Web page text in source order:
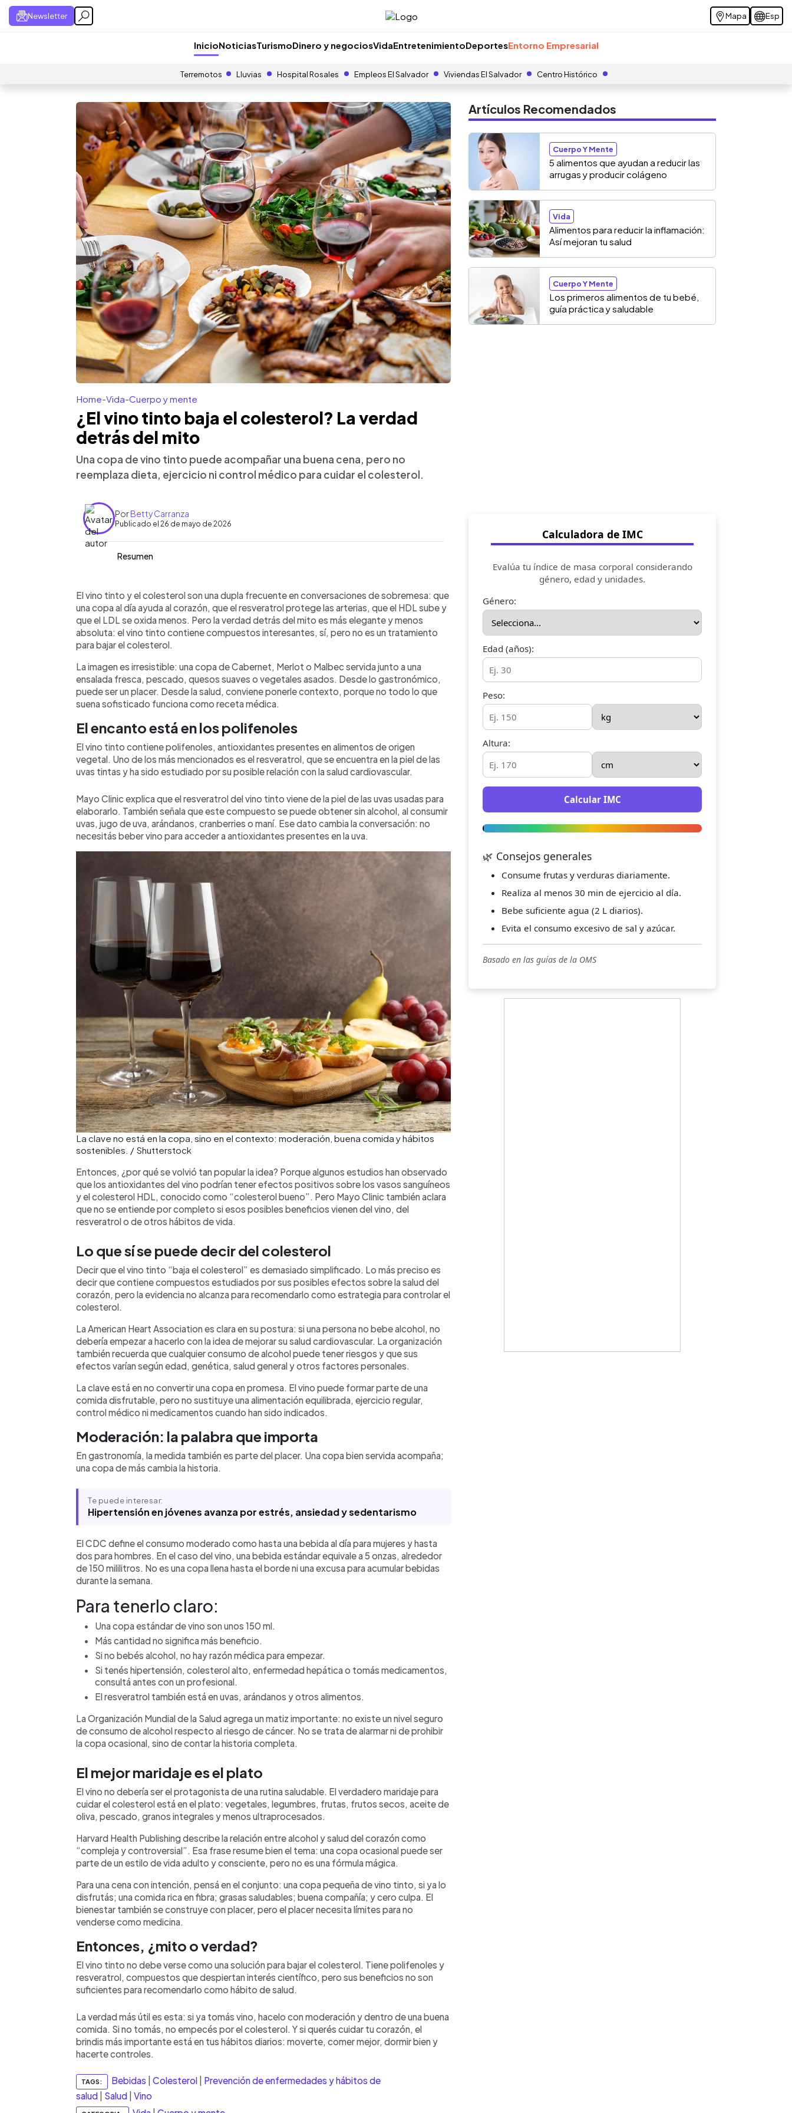
Newsletter Mapa Esp
InicioNoticiasTurismoDinero y negociosVidaEntretenimientoDeportesEntorno Empresarial
Terremotos Lluvias Hospital Rosales Empleos El Salvador Viviendas El Salvador Centro Histórico
Home-Vida-Cuerpo y mente
¿El vino tinto baja el colesterol? La verdad
detrás del mito
Una copa de vino tinto puede acompañar una buena cena, pero no
reemplaza dieta, ejercicio ni control médico para cuidar el colesterol.
PorBetty Carranza
Publicado el 26 de mayo de 2026
Resumen
► Escuchar artículo
El vino tinto suele asociarse con beneficios para el corazón por sus
polifenoles, especialmente el resveratrol, presente en la piel de las uvas
tintas. Sin embargo, la evidencia no alcanza para afirmar que baja el
colesterol ni para recomendarlo como hábito saludable. Mayo Clinic, la
American Heart Association y Harvard Health Publishing coinciden en que
alimentación, ejercicio ni control médico. Si ya tomás vino, la clave es la
moderación: una copa estándar, dentro de una comida equilibrada. Si no
bebés alcohol, no conviene empezar por salud.
El vino tinto y el colesterol son una dupla frecuente en conversaciones de sobremesa: que
una copa al día ayuda al corazón, que el resveratrol protege las arterias, que el HDL sube y
que el LDL se oxida menos. Pero la verdad detrás del mito es más elegante y menos
absoluta: el vino tinto contiene compuestos interesantes, sí, pero no es un tratamiento
para bajar el colesterol.
La imagen es irresistible: una copa de Cabernet, Merlot o Malbec servida junto a una
ensalada fresca, pescado, quesos suaves o vegetales asados. Desde lo gastronómico,
puede ser un placer. Desde la salud, conviene ponerle contexto, porque no todo lo que
suena sofisticado funciona como receta médica.
El encanto está en los polifenoles
El vino tinto contiene polifenoles, antioxidantes presentes en alimentos de origen
vegetal. Uno de los más mencionados es el resveratrol, que se encuentra en la piel de las
uvas tintas y ha sido estudiado por su posible relación con la salud cardiovascular.
Mayo Clinic explica que el resveratrol del vino tinto viene de la piel de las uvas usadas para
elaborarlo. También señala que este compuesto se puede obtener sin alcohol, al consumir
uvas, jugo de uva, arándanos, cranberries o maní. Ese dato cambia la conversación: no
necesitás beber vino para acceder a antioxidantes presentes en la uva.
La clave no está en la copa, sino en el contexto: moderación, buena comida y hábitos
sostenibles. / Shutterstock
Entonces, ¿por qué se volvió tan popular la idea? Porque algunos estudios han observado
que los antioxidantes del vino podrían tener efectos positivos sobre los vasos sanguíneos
y el colesterol HDL, conocido como “colesterol bueno”. Pero Mayo Clinic también aclara
que no se entiende por completo si esos posibles beneficios vienen del vino, del
resveratrol o de otros hábitos de vida.
Lo que sí se puede decir del colesterol
Decir que el vino tinto “baja el colesterol” es demasiado simplificado. Lo más preciso es
decir que contiene compuestos estudiados por sus posibles efectos sobre la salud del
corazón, pero la evidencia no alcanza para recomendarlo como estrategia para controlar el
colesterol.
La American Heart Association es clara en su postura: si una persona no bebe alcohol, no
debería empezar a hacerlo con la idea de mejorar su salud cardiovascular. La organización
también recuerda que cualquier consumo de alcohol puede tener riesgos y que sus
efectos varían según edad, genética, salud general y otros factores personales.
La clave está en no convertir una copa en promesa. El vino puede formar parte de una
comida disfrutable, pero no sustituye una alimentación equilibrada, ejercicio regular,
control médico ni medicamentos cuando han sido indicados.
Moderación: la palabra que importa
En gastronomía, la medida también es parte del placer. Una copa bien servida acompaña;
una copa de más cambia la historia.
Te puede interesar:
Hipertensión en jóvenes avanza por estrés, ansiedad y sedentarismo
El CDC define el consumo moderado como hasta una bebida al día para mujeres y hasta
dos para hombres. En el caso del vino, una bebida estándar equivale a 5 onzas, alrededor
de 150 mililitros. No es una copa llena hasta el borde ni una excusa para acumular bebidas
durante la semana.
Para tenerlo claro:
Una copa estándar de vino son unos 150 ml.
Más cantidad no significa más beneficio.
Si no bebés alcohol, no hay razón médica para empezar.
Si tenés hipertensión, colesterol alto, enfermedad hepática o tomás medicamentos,
consultá antes con un profesional.
El resveratrol también está en uvas, arándanos y otros alimentos.
La Organización Mundial de la Salud agrega un matiz importante: no existe un nivel seguro
de consumo de alcohol respecto al riesgo de cáncer. No se trata de alarmar ni de prohibir
la copa ocasional, sino de contar la historia completa.
El mejor maridaje es el plato
El vino no debería ser el protagonista de una rutina saludable. El verdadero maridaje para
cuidar el colesterol está en el plato: vegetales, legumbres, frutas, frutos secos, aceite de
oliva, pescado, granos integrales y menos ultraprocesados.
Harvard Health Publishing describe la relación entre alcohol y salud del corazón como
“compleja y controversial”. Esa frase resume bien el tema: una copa ocasional puede ser
parte de un estilo de vida adulto y consciente, pero no es una fórmula mágica.
Para una cena con intención, pensá en el conjunto: una copa pequeña de vino tinto, si ya lo
disfrutás; una comida rica en fibra; grasas saludables; buena compañía; y cero culpa. El
bienestar también se construye con placer, pero el placer necesita límites para no
venderse como medicina.
Entonces, ¿mito o verdad?
El vino tinto no debe verse como una solución para bajar el colesterol. Tiene polifenoles y
resveratrol, compuestos que despiertan interés científico, pero sus beneficios no son
suficientes para recomendarlo como hábito de salud.
La verdad más útil es esta: si ya tomás vino, hacelo con moderación y dentro de una buena
comida. Si no tomás, no empecés por el colesterol. Y si querés cuidar tu corazón, el
brindis más importante está en tus hábitos diarios: moverte, comer mejor, dormir bien y
hacerte controles.
TAGS: Bebidas Colesterol
Prevención de enfermedades y hábitos de
salud
Salud Vino
Artículos Recomendados
Cuerpo Y Mente
5 alimentos que ayudan a reducir las
arrugas y producir colágeno
Vida
Alimentos para reducir la inflamación:
Así mejoran tu salud
Cuerpo Y Mente
Los primeros alimentos de tu bebé,
guía práctica y saludable
Calculadora de IMC
Evalúa tu índice de masa corporal considerando
género, edad y unidades.
Género:
Edad (años):
Peso:
Altura:
Calcular IMC
🌿 Consejos generales
Consume frutas y verduras diariamente.
Realiza al menos 30 min de ejercicio al día.
Bebe suficiente agua (2 L diarios).
Evita el consumo excesivo de sal y azúcar.
Basado en las guías de la OMS